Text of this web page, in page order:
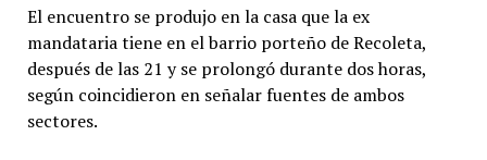
El encuentro se produjo en la casa que la ex
mandataria tiene en el barrio porteño de Recoleta,
después de las 21 y se prolongó durante dos horas,
según coincidieron en señalar fuentes de ambos
sectores.